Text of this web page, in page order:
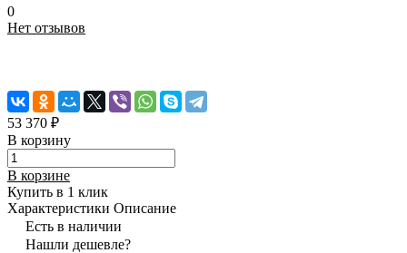
0
Нет отзывов
53 370 ₽
В корзину
В корзине
Купить в 1 клик
Характеристики Описание
Есть в наличии
Нашли дешевле?